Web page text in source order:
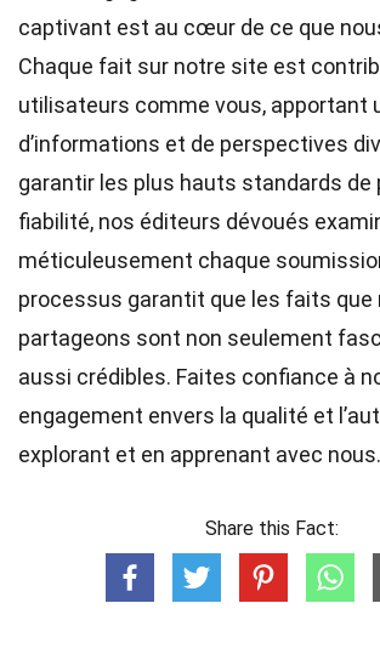
captivant est au cœur de ce que
Chaque fait sur notre site est
utilisateurs comme vous, apportant
d’informations et de perspectives
garantir les plus hauts standards de
fiabilité, nos éditeurs dévoués
méticuleusement chaque
processus garantit que les faits que
partageons sont non seulement
aussi crédibles. Faites confiance à
engagement envers la qualité et
explorant et en apprenant avec nous.
Share this Fact: